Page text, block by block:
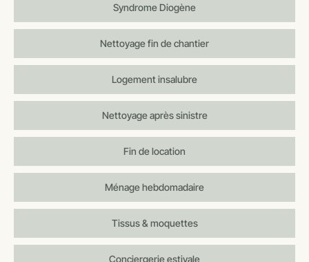
Syndrome Diogène
Nettoyage fin de chantier
Logement insalubre
Nettoyage après sinistre
Fin de location
Ménage hebdomadaire
Tissus & moquettes
Conciergerie estivale